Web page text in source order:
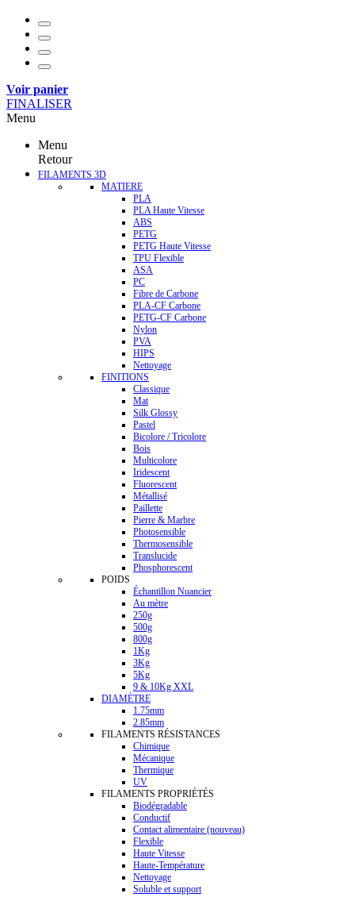
Voir panier
FINALISER
Menu
Menu
Retour
FILAMENTS 3D
MATIERE
PLA
PLA Haute Vitesse
ABS
PETG
PETG Haute Vitesse
TPU Flexible
ASA
PC
Fibre de Carbone
PLA-CF Carbone
PETG-CF Carbone
Nylon
PVA
HIPS
Nettoyage
FINITIONS
Classique
Mat
Silk Glossy
Pastel
Bicolore / Tricolore
Bois
Multicolore
Iridescent
Fluorescent
Métallisé
Paillette
Pierre & Marbre
Photosensible
Thermosensible
Translucide
Phosphorescent
POIDS
Échantillon Nuancier
Au mètre
250g
500g
800g
1Kg
3Kg
5Kg
9 & 10Kg XXL
DIAMÈTRE
1.75mm
2.85mm
FILAMENTS RÉSISTANCES
Chimique
Mécanique
Thermique
UV
FILAMENTS PROPRIÉTÉS
Biodégradable
Conductif
Contact alimentaire (nouveau)
Flexible
Haute Vitesse
Haute-Température
Nettoyage
Soluble et support